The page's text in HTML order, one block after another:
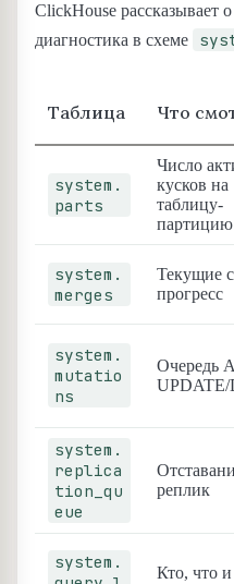
ClickHouse рассказывает
диагностика в схеме
Таблица Что
system.
parts
Число
кусков на
таблицу-
партицию
system.
merges
Текущие
прогресс
system.
mutatio
ns
Очередь
system.
replica
tion_qu
eue
реплик
system.
Кто, что и